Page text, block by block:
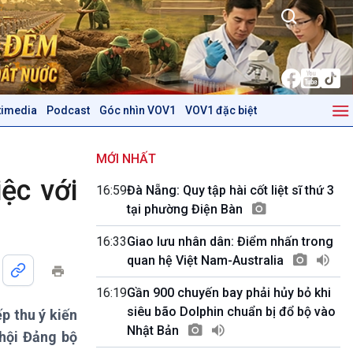
Podcast Góc nhìn VOV1 VOV1 đặc biệt
Trước giờ mở cửa
Dòng chảy Kinh tế
Tuyên chiến với gian lận
thương mại
Mùa vàng
Biển đảo Việt Nam
Tâm tình biên giới và hải
đảo
Tìm hiểu biển, đảo Việt
Nam
Podcast
Góc nhìn VOV1
Bình luận
với
thu ý kiến
Đảng bộ
MỚI NHẤT
16:59Đà Nẵng: Quy tập hài cốt liệt sĩ thứ 3
tại phường Điện Bàn
16:33Giao lưu nhân dân: Điểm nhấn trong
quan hệ Việt Nam-Australia
16:19Gần 900 chuyến bay phải hủy bỏ khi
siêu bão Dolphin chuẩn bị đổ bộ vào
Nhật Bản